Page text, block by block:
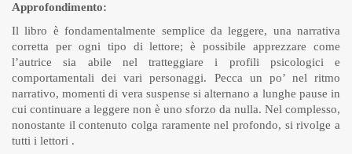
Approfondimento:
Il libro è fondamentalmente semplice da leggere, una narrativa
corretta per ogni tipo di lettore; è possibile apprezzare come
l’autrice sia abile nel tratteggiare i profili psicologici e
comportamentali dei vari personaggi. Pecca un po’ nel ritmo
narrativo, momenti di vera suspense si alternano a lunghe pause in
cui continuare a leggere non è uno sforzo da nulla. Nel complesso,
nonostante il contenuto colga raramente nel profondo, si rivolge a
tutti i lettori .